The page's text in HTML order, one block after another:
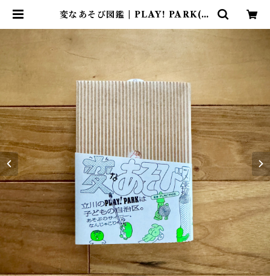
変なあそび図鑑 | PLAY! PARK(監
集), makomo(イラスト), 谷端 実
(イラスト) | 尾鷲市九鬼町 漁村の本
屋 トンガ坂文庫